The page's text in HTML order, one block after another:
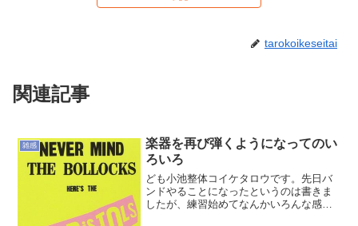
tarokoikeseitai
関連記事
雑感
楽器を再び弾くようになってのい
ろいろ
ども小池整体コイケタロウです。先日バ
ンドやることになったというのは書きま
したが、練習始めてなんかいろんな感覚